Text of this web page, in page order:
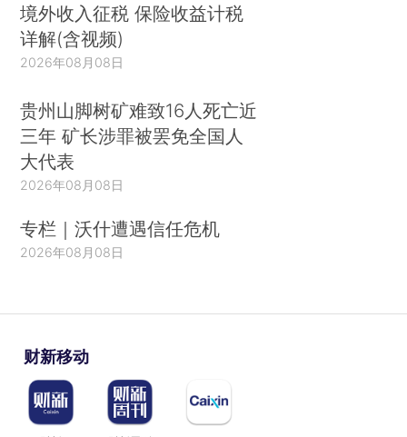
境外收入征税 保险收益计税
详解(含视频)
2026年08月08日
贵州山脚树矿难致16人死亡近
三年 矿长涉罪被罢免全国人
大代表
2026年08月08日
专栏｜沃什遭遇信任危机
2026年08月08日
财新移动